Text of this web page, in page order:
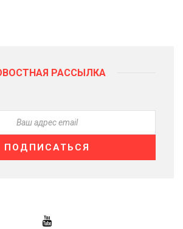
РАССЫЛКА